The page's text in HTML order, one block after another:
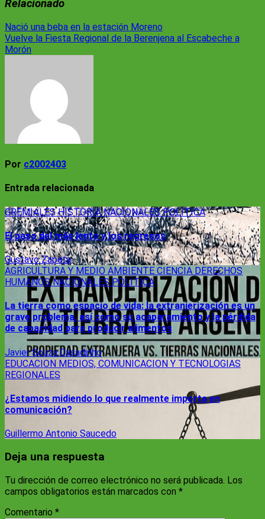
Relacionado
Navegación
de
Nació una beba en la estación Moreno
Vuelve la Fiesta Regional de la Berenjena al Escabeche a
Morón
Por c2002403
Entrada relacionada
GREMIALESHISTORIANACIONALESPOLÍTICA
El paso del más lento y los regresos
Gustavo Zapata
AGRICULTURA Y MEDIO AMBIENTE CIENCIA DERECHOS
HUMANOSNACIONALES POLÍTICA
La tierra como espacio de vida: la extranjerización es un
grave problema, así como su acaparamiento y la pérdida
de capacidad para producir alimentos
Javier Souza Casadinho
EDUCACION MEDIOS, COMUNICACION Y TECNOLOGIAS
REGIONALES
¿Estamos midiendo lo que realmente importa en
comunicación?
Guillermo Antonio Saucedo
Deja una respuesta
Tu dirección de correo electrónico no será publicada. Los
campos obligatorios están marcados con *
Comentario *